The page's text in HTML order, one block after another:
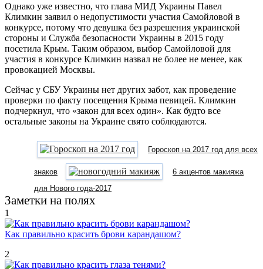
Однако уже известно, что глава МИД Украины Павел
Климкин заявил о недопустимости участия Самойловой в
конкурсе, потому что девушка без разрешения украинской
стороны и Служба безопасности Украины в 2015 году
посетила Крым. Таким образом, выбор Самойловой для
участия в конкурсе Климкин назвал не более не менее, как
провокацией Москвы.
Сейчас у СБУ Украины нет других забот, как проведение
проверки по факту посещения Крыма певицей. Климкин
подчеркнул, что «закон для всех один». Как будто все
остальные законы на Украине свято соблюдаются.
Гороскоп на 2017 год для всех
знаков
6 акцентов макияжа
для Нового года-2017
Заметки на полях
1
Как правильно красить брови карандашом?
2